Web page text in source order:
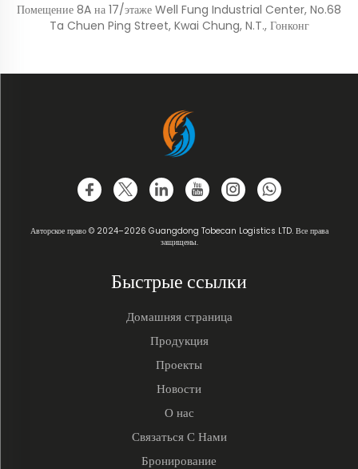
Помещение 8A на 17/этаже Well Fung Industrial Center, No.68
Ta Chuen Ping Street, Kwai Chung, N.T., Гонконг
Авторское право © 2024–2026 Guangdong Tobecan Logistics LTD. Все права
защищены.
Быстрые ссылки
Домашняя страница
Продукция
Проекты
Новости
О нас
Связаться С Нами
Бронирование